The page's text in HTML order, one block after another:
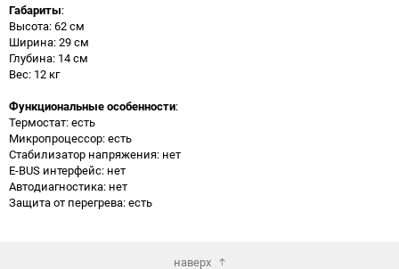
Габариты:
Высота: 62 см
Ширина: 29 см
Глубина: 14 см
Вес: 12 кг
Функциональные особенности:
Термостат: есть
Микропроцессор: есть
Стабилизатор напряжения: нет
E-BUS интерфейс: нет
Автодиагностика: нет
Защита от перегрева: есть
наверх